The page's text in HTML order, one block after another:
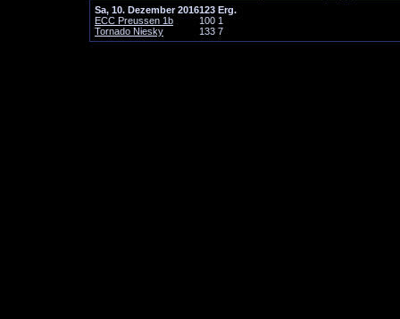
Sa, 10. Dezember 2016123 Erg.
ECC Preussen 1b
100 1
Tornado Niesky
133 7